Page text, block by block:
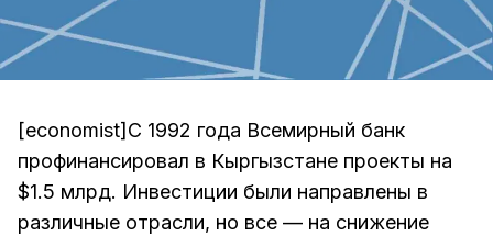
[economist]С 1992 года Всемирный банк
профинансировал в Кыргызстане проекты на
$1.5 млрд. Инвестиции были направлены в
различные отрасли, но все — на снижение